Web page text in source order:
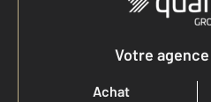
Votre
Achat